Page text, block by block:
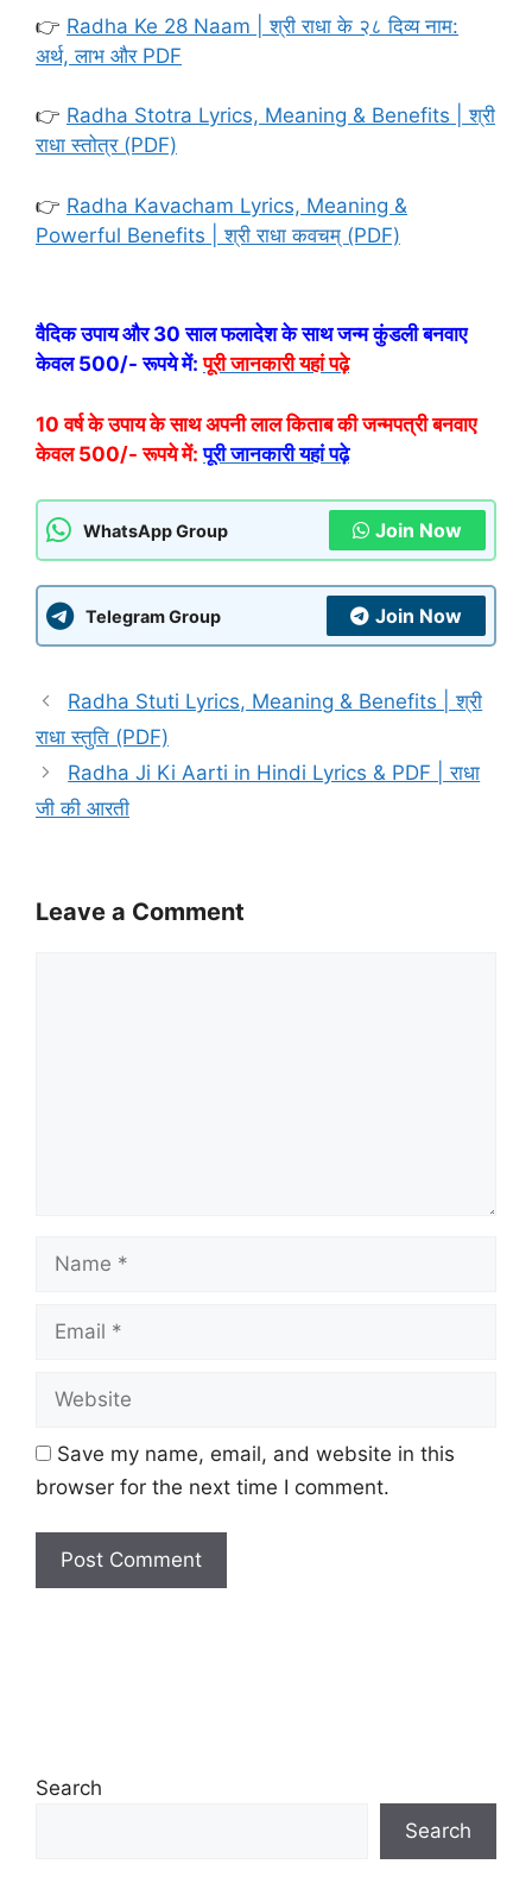
👉 Radha Ke 28 Naam | श्री राधा के २८ दिव्य नाम:
अर्थ, लाभ और PDF
👉 Radha Stotra Lyrics, Meaning & Benefits | श्री
राधा स्तोत्र (PDF)
👉 Radha Kavacham Lyrics, Meaning &
Powerful Benefits | श्री राधा कवचम् (PDF)
वैदिक उपाय और 30 साल फलादेश के साथ जन्म कुंडली बनवाए
केवल 500/- रूपये में: पूरी जानकारी यहां पढ़े
10 वर्ष के उपाय के साथ अपनी लाल किताब की जन्मपत्री बनवाए
केवल 500/- रूपये में: पूरी जानकारी यहां पढ़े
WhatsApp Group Join Now
Telegram Group Join Now
Radha Stuti Lyrics, Meaning & Benefits | श्री
राधा स्तुति (PDF)
Radha Ji Ki Aarti in Hindi Lyrics & PDF | राधा
जी की आरती
Leave a Comment
Save my name, email, and website in this
browser for the next time I comment.
Search
Search